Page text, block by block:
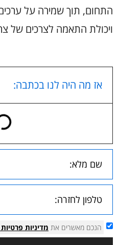
התחום, תוך שמירה על
ויכולת התאמה לצרכים של
אז מה היה לנו בכתבה:
הנכם מאשרים את מדיניות פרטיות